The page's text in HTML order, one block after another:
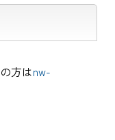
方はnw-